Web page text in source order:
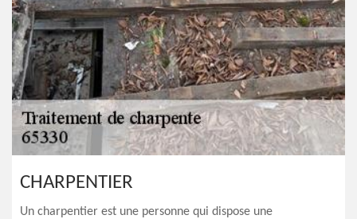
CHARPENTIER
Un charpentier est une personne qui dispose une